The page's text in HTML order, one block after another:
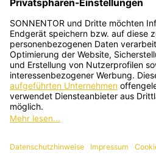
SONNENTOR
Sprögnitz 10, 3913